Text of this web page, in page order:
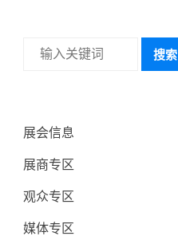
搜索
展会信息
展商专区
观众专区
媒体专区